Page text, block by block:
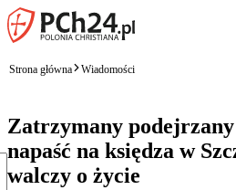
Strona główna Wiadomości
Zatrzymany
napaść na księdza w
walczy o życie